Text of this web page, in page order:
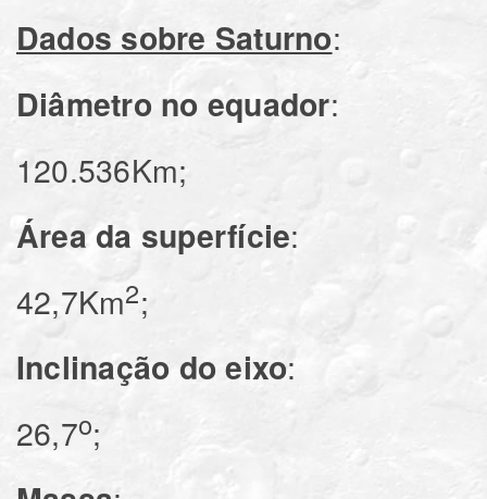
Dados sobre Saturno:
Diâmetro no equador
120.536Km;
Área da superfície
42,7Km2;
Inclinação do eixo
26,7o;